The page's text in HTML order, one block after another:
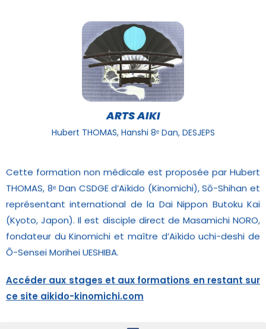
ARTS AIKI
Hubert THOMAS, Hanshi 8ᵉ Dan, DESJEPS
Cette formation non médicale est proposée par Hubert
THOMAS, 8ᵉ Dan CSDGE d’Aïkido (Kinomichi), Sō-Shihan et
représentant international de la Dai Nippon Butoku Kai
(Kyoto, Japon). Il est disciple direct de Masamichi NORO,
fondateur du Kinomichi et maître d’Aïkido uchi-deshi de
Ō-Sensei Morihei UESHIBA.
Accéder aux stages et aux formations en restant sur
ce site aikido-kinomichi.com